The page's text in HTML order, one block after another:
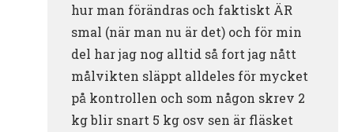
hur man förändras och faktiskt ÄR
smal (när man nu är det) och för min
del har jag nog alltid så fort jag nått
målvikten släppt alldeles för mycket
på kontrollen och som någon skrev 2
kg blir snart 5 kg osv sen är fläsket